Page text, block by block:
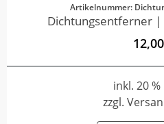
Artikelnummer:
Dichtungsentferner
inkl. 20 %
zzgl.